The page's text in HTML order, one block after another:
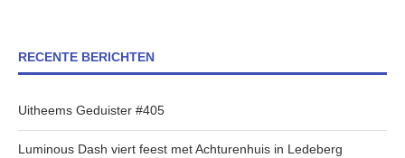
RECENTE BERICHTEN
Uitheems Geduister #405
Luminous Dash viert feest met Achturenhuis in Ledeberg